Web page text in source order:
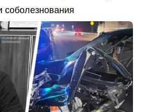
соболезнования